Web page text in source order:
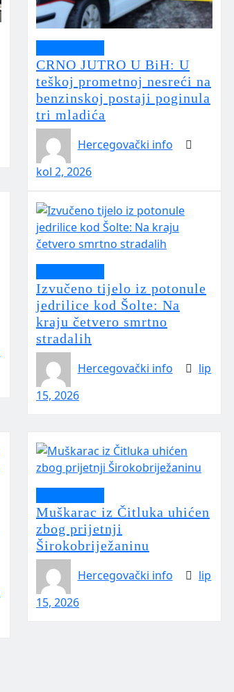
CRNO JUTRO U BiH: U
teškoj prometnoj nesreći na
benzinskoj postaji poginula
tri mladića
Hercegovački info
kol 2, 2026
Izvučeno tijelo iz potonule
jedrilice kod Šolte: Na
kraju četvero smrtno
stradalih
Hercegovački info
lip
15, 2026
Muškarac iz Čitluka uhićen
zbog prijetnji
Širokobriježaninu
Hercegovački info
lip
15, 2026